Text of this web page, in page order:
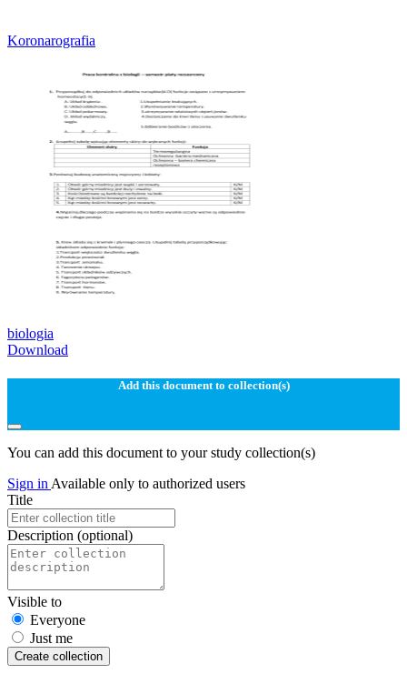
Koronarografia
biologia
Download
Add this document to collection(s)
You can add this document to your study collection(s)
Sign in Available only to authorized users
Title
Description (optional)
Visible to
Everyone
Just me
Create collection